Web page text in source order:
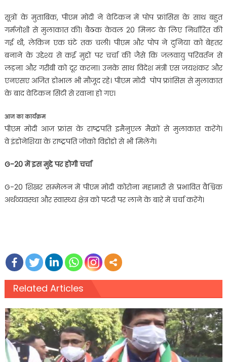
सूत्रों के मुताबिक, पीएम मोदी ने वेटिकन में पोप फ्रांसिस के साथ बहुत
गर्मजोशी से मुलाकात की। बैठक केवल 20 मिनट के लिए निर्धारित की
गई थी, लेकिन एक घंटे तक चली। पीएम और पोप ने दुनिया को बेहतर
बनाने के उद्देश्य से कई मुद्दों पर चर्चा की जैसे कि जलवायु परिवर्तन से
लड़ना और गरीबी को दूर करना। उनके साथ विदेश मंत्री एस जयशंकर और
एनएसए अजित डोभाल भी मौजूद रहे। पीएम मोदी पोप फ्रांसिस से मुलाकात
के बाद वेटिकन सिटी से रवाना हो गए।
आज का कार्यक्रम
पीएम मोदी आज फ्रांस के राष्ट्रपति इमैनुएल मैक्रों से मुलाकात करेंगे।
वे इंडोनेशिया के राष्ट्रपति जोको विडोडो से भी मिलेंगे।
G-20 में इस मुद्दे पर होगी चर्चा
G-20 शिखर सम्मेलन में पीएम मोदी कोरोना महामारी से प्रभावित वैश्विक
अर्थव्यवस्था और स्वास्थ्य क्षेत्र को पटरी पर लाने के बारे में चर्चा करेंगे।
Related Articles